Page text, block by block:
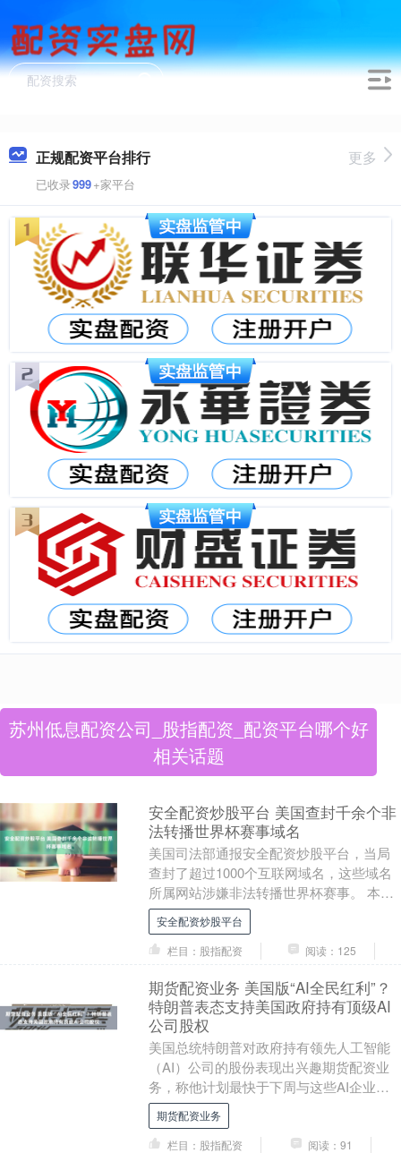
正规配资平台排行
已收录999+家平台
更多
苏州低息配资公司_股指配资_配资平台哪个好
相关话题
安全配资炒股平台 美国查封千余个非
法转播世界杯赛事域名
美国司法部通报安全配资炒股平台，当局
查封了超过1000个互联网域名，这些域名
所属网站涉嫌非法转播世界杯赛事。 本次
专项行动代号“越位行动”，由美国国土安全
调查局....
安全配资炒股平台
栏目：股指配资
阅读：125
期货配资业务 美国版“AI全民红利”？
特朗普表态支持美国政府持有顶级AI
公司股权
美国总统特朗普对政府持有领先人工智能
（AI）公司的股份表现出兴趣期货配资业
务，称他计划最快于下周与这些AI企业高
管讨论建立伙伴关系的构想。“有些设想是
把部分份额....
期货配资业务
栏目：股指配资
阅读：91